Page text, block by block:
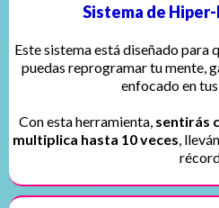
Sistema de
Este sistema está diseñado para
puedas reprogramar tu mente,
enfocado en
Con esta herramienta, sentirás
multiplica hasta 10 veces ,